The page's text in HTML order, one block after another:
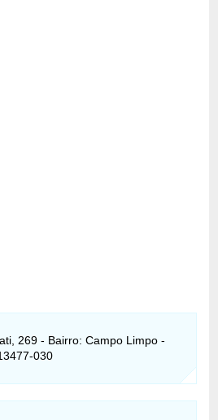
269 - Bairro: Campo Limpo -
030